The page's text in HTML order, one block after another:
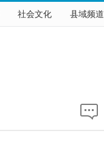
社会文化 县域频道